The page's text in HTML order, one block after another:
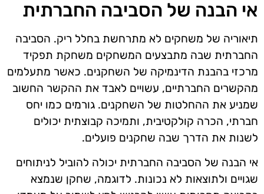
אי הבנה של הסביבה החברתית
תיאוריה של משחקים לא מתרחשת בחלל ריק. הסביבה
החברתית שבה מתבצעים המשחקים משחקת תפקיד
מרכזי בהבנת הדינמיקה של השחקנים. כאשר מתעלמים
מהקשרים החברתיים, עשויים לאבד את ההקשר החשוב
שמניע את ההחלטות של השחקנים. גורמים כמו יחס
חברתי, הכרה קולקטיבית, ותמיכה קבוצתית יכולים
לשנות את הדרך שבה שחקנים פועלים.
אי הבנה של הסביבה החברתית יכולה להוביל לניתוחים
שגויים ולתוצאות לא נכונות. לדוגמה, שחקן שנמצא